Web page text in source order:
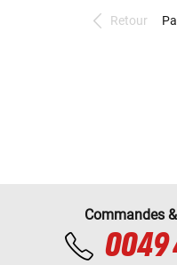
Retour
Commandes
0049